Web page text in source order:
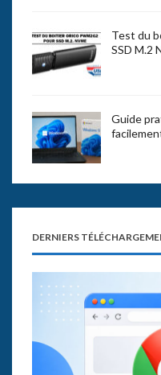
Test du
SSD M.2
Guide
DERNIERS